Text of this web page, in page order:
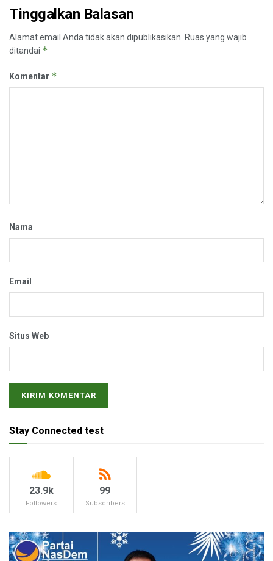
Tinggalkan Balasan
Alamat email Anda tidak akan dipublikasikan. Ruas yang wajib
ditandai *
Komentar *
Nama
Email
Situs Web
Stay Connected test
23.9k
Followers
99
Subscribers